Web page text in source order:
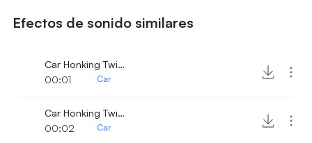
Efectos de sonido similares
Car Honking Twice 3
00:01
Car
Car Honking Twice 2
00:02
Car